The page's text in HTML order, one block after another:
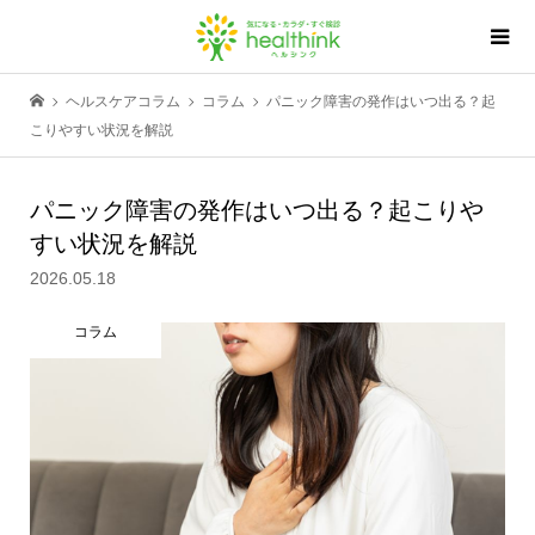
ヘルスケアコラム コラム
パニック障害の発作はいつ出る？起
こりやすい状況を解説
パニック障害の発作はいつ出る？起こりや
すい状況を解説
2026.05.18
コラム